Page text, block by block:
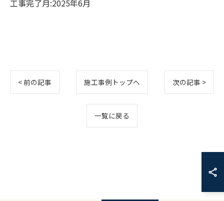
工事完了月:2025年6月
< 前の記事 施工事例トップへ 次の記事 >
一覧に戻る